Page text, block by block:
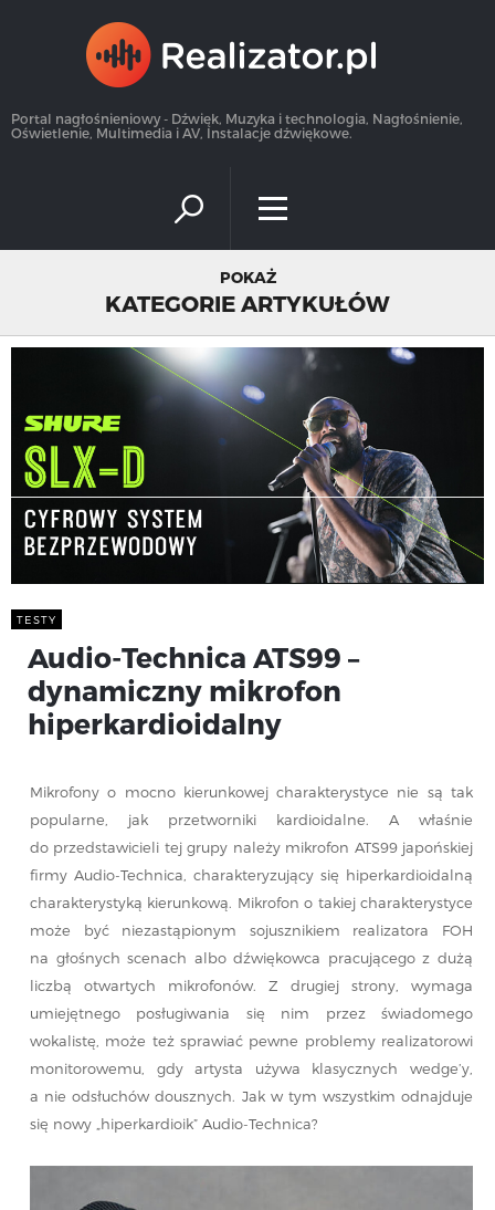
Portal nagłośnieniowy - Dźwięk, Muzyka i technologia, Nagłośnienie,
Oświetlenie, Multimedia i AV, Instalacje dźwiękowe.
POKAŻ
KATEGORIE ARTYKUŁÓW
TESTY
Audio-Technica ATS99 –
dynamiczny mikrofon
hiperkardioidalny
Mikrofony o mocno kierunkowej charakterystyce nie są tak
popularne, jak przetworniki kardioidalne. A właśnie
do przedstawicieli tej grupy należy mikrofon ATS99 japońskiej
firmy Audio-Technica, charakteryzujący się hiperkardioidalną
charakterystyką kierunkową. Mikrofon o takiej charakterystyce
może być niezastąpionym sojusznikiem realizatora FOH
na głośnych scenach albo dźwiękowca pracującego z dużą
liczbą otwartych mikrofonów. Z drugiej strony, wymaga
umiejętnego posługiwania się nim przez świadomego
wokalistę, może też sprawiać pewne problemy realizatorowi
monitorowemu, gdy artysta używa klasycznych wedge’y,
a nie odsłuchów dousznych. Jak w tym wszystkim odnajduje
się nowy „hiperkardioik” Audio-Technica?